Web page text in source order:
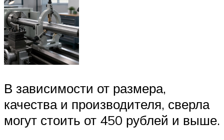
В зависимости от размера,
качества и производителя, сверла
могут стоить от 450 рублей и выше.